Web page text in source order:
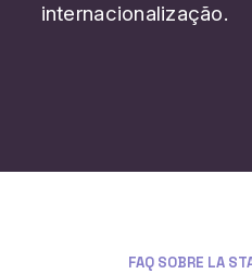
internacionalização.
FAQ SOBRE LA